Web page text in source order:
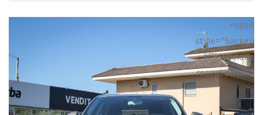
<span
#ff6600 none
repeat scroll 0